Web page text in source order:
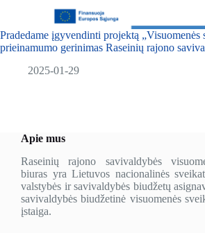
Pradedame įgyvendinti projektą „Visuomenės
prieinamumo gerinimas Raseinių rajono
2025-01-29
Apie mus
Raseinių rajono savivaldybės
biuras yra Lietuvos nacionalinės
valstybės ir savivaldybės biudžetų
savivaldybės biudžetinė visuomenės
įstaiga.